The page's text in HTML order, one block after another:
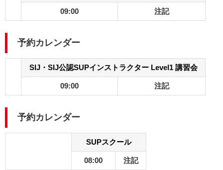
09:00 注記
予約カレンダー
SIJ・SIJ公認SUPインストラクター Level1 講習会
09:00 注記
予約カレンダー
SUPスクール
08:00 注記